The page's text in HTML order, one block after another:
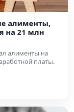
алименты,
на 21 млн
алименты на
платы.